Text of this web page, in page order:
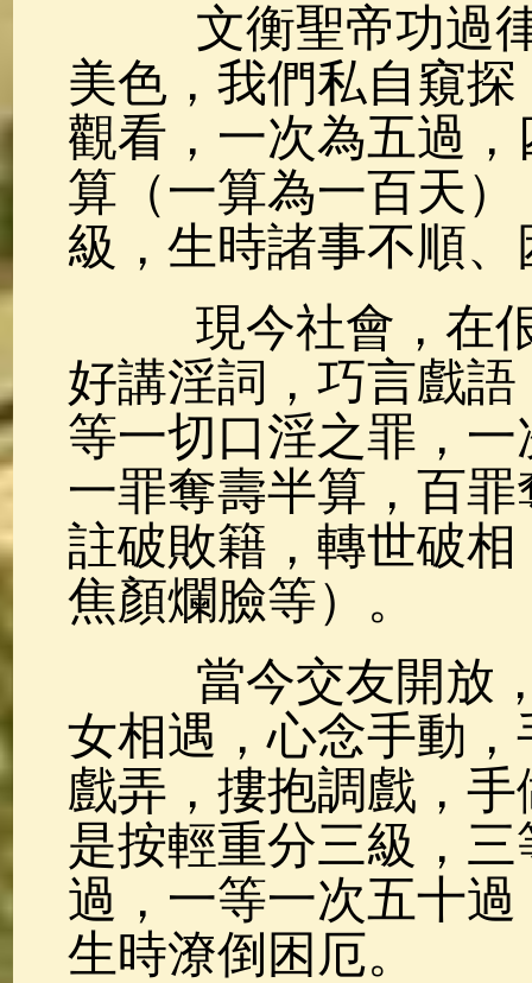
文衡聖帝功過律
美色，我們私自窺
觀看，一次為五過
算（一算為一百天
級，生時諸事不順
現今社會，在佷
好講淫詞，巧言戲
等一切口淫之罪，
一罪奪壽半算，百
註破敗籍，轉世破
焦顏爛臉等）。
當今交友開放，
女相遇，心念手動
戲弄，摟抱調戲，
是按輕重分三級，
過，一等一次五十
生時潦倒困厄。